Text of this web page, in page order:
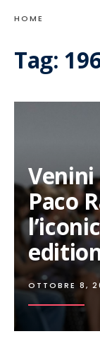
HOME
Tag:
Paco
OTTOBRE 8,